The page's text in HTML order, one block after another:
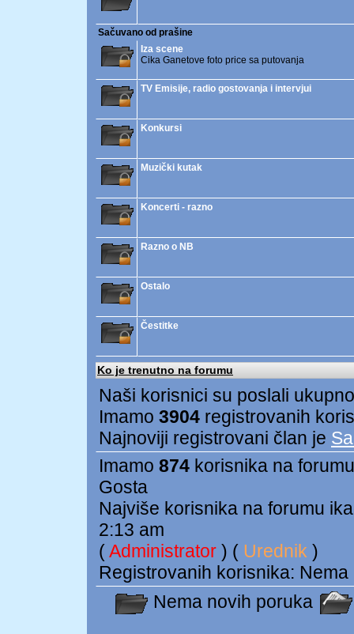
Sačuvano od prašine
Iza scene
Cika Ganetove foto price sa putovanja
TV Emisije, radio gostovanja i intervjui
Konkursi
Muzički kutak
Koncerti - razno
Razno o NB
Ostalo
Čestitke
Ko je trenutno na forumu
Naši korisnici su poslali
Imamo 3904 registrovanih
Najnoviji registrovani član je
Imamo 874 korisnika na
Gosta
Najviše korisnika na forumu
2:13 am
(Administrator ) ( Urednik )
Registrovanih korisnika: Nema
Nema novih poruka